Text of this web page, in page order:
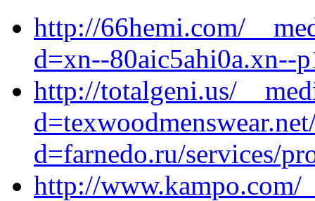
http://66hemi.com/
d=xn--80aic5ahi0a.xn--
http://totalgeni.us/
d=farnedo.ru/services/
http://www.kampo.com/